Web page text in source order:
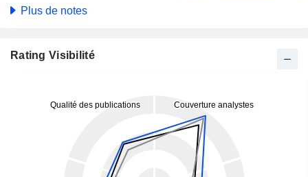
Plus de notes
Rating Visibilité